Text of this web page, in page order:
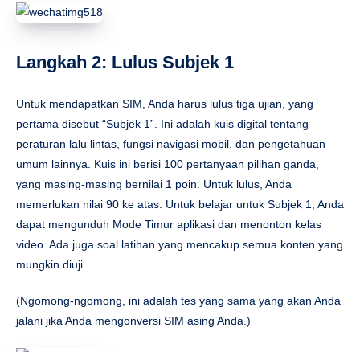
Langkah 2: Lulus Subjek 1
Untuk mendapatkan SIM, Anda harus lulus tiga ujian, yang
pertama disebut “Subjek 1”. Ini adalah kuis digital tentang
peraturan lalu lintas, fungsi navigasi mobil, dan pengetahuan
umum lainnya. Kuis ini berisi 100 pertanyaan pilihan ganda,
yang masing-masing bernilai 1 poin. Untuk lulus, Anda
memerlukan nilai 90 ke atas. Untuk belajar untuk Subjek 1, Anda
dapat mengunduh Mode Timur aplikasi dan menonton kelas
video. Ada juga soal latihan yang mencakup semua konten yang
mungkin diuji.
(Ngomong-ngomong, ini adalah tes yang sama yang akan Anda
jalani jika Anda mengonversi SIM asing Anda.)